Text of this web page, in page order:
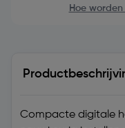
Hoe
Compacte digitale